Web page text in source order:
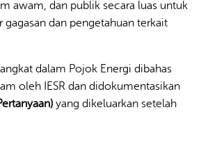
awam, dan publik secara luas untuk
gagasan dan pengetahuan terkait
dalam Pojok Energi dibahas
oleh IESR dan didokumentasikan
yang dikeluarkan setelah